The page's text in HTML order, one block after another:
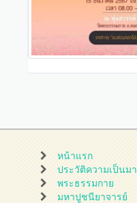
หน้าแรก
ประวัติความเป็นมา
พระธรรมกาย
มหาปูชนียาจารย์